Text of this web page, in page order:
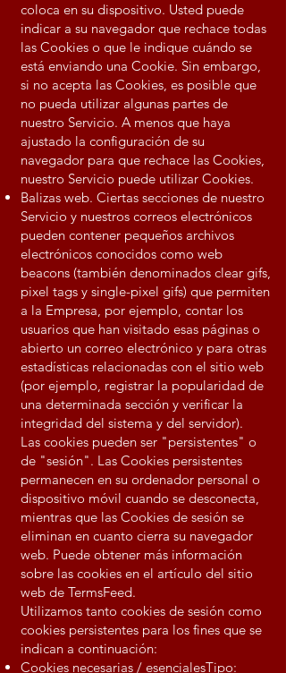
coloca en su dispositivo. Usted puede
indicar a su navegador que rechace todas
las Cookies o que le indique cuándo se
está enviando una Cookie. Sin embargo,
si no acepta las Cookies, es posible que
no pueda utilizar algunas partes de
nuestro Servicio. A menos que haya
ajustado la configuración de su
navegador para que rechace las Cookies,
nuestro Servicio puede utilizar Cookies.
Balizas web. Ciertas secciones de nuestro
Servicio y nuestros correos electrónicos
pueden contener pequeños archivos
electrónicos conocidos como web
beacons (también denominados clear gifs,
pixel tags y single-pixel gifs) que permiten
a la Empresa, por ejemplo, contar los
usuarios que han visitado esas páginas o
abierto un correo electrónico y para otras
estadísticas relacionadas con el sitio web
(por ejemplo, registrar la popularidad de
una determinada sección y verificar la
integridad del sistema y del servidor).
Las cookies pueden ser "persistentes" o
de "sesión". Las Cookies persistentes
permanecen en su ordenador personal o
dispositivo móvil cuando se desconecta,
mientras que las Cookies de sesión se
eliminan en cuanto cierra su navegador
web. Puede obtener más información
sobre las cookies en el artículo del sitio
web de TermsFeed.
Utilizamos tanto cookies de sesión como
cookies persistentes para los fines que se
indican a continuación:
Cookies necesarias / esencialesTipo: